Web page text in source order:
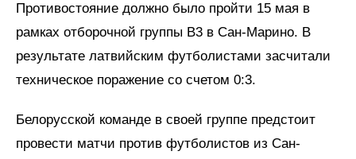
Противостояние должно было пройти 15 мая в
рамках отборочной группы B3 в Сан-Марино. В
результате латвийским футболистами засчитали
техническое поражение со счетом 0:3.
Белорусской команде в своей группе предстоит
провести матчи против футболистов из Сан-